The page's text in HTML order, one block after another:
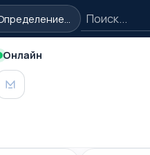
Поиск
Онлайн
MAX